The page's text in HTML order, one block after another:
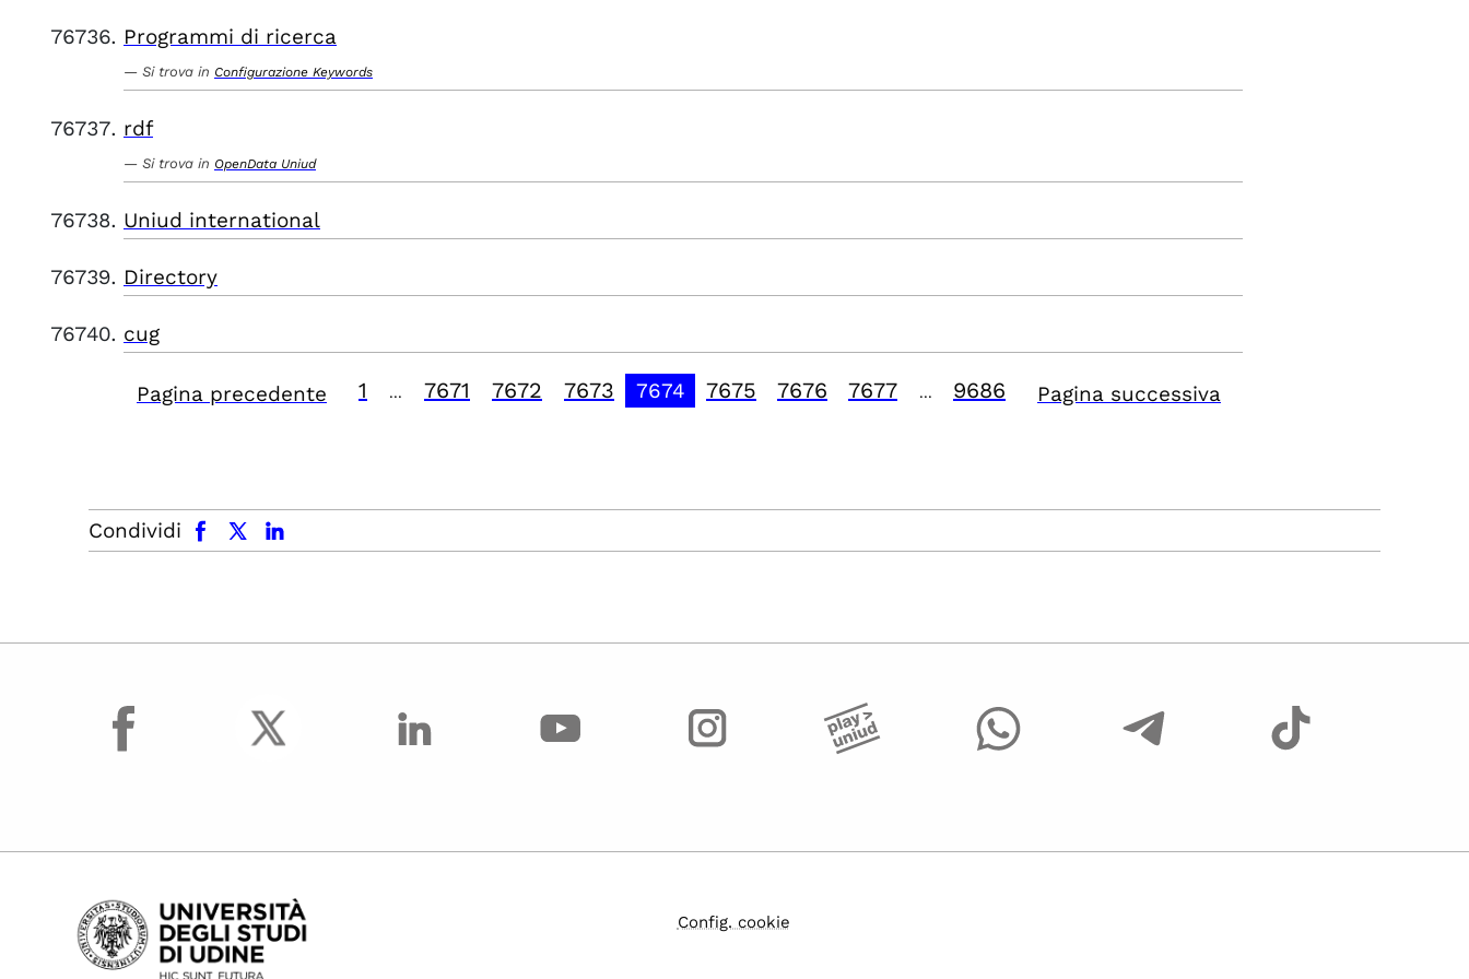
Programmi di ricerca
Si trova in Configurazione Keywords
rdf
Si trova in OpenData Uniud
Uniud international
Directory
cug
Pagina precedente 1 7671 7672 7673 7674 7675 7676 7677 9686 Pagina successiva
Condividi
facebook x.com linkedin
facebook
Config. cookie